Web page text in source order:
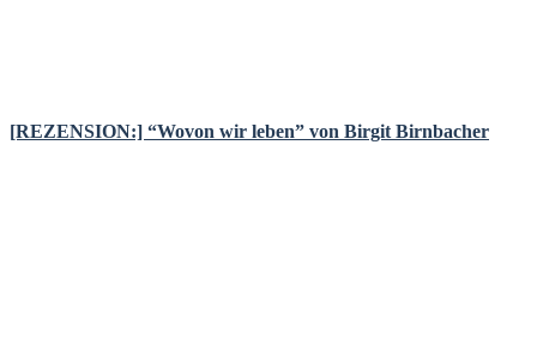
[REZENSION:] “Wovon wir leben” von Birgit Birnbacher